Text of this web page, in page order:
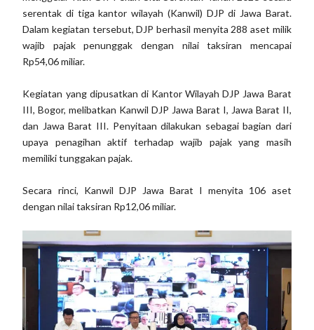
serentak di tiga kantor wilayah (Kanwil) DJP di Jawa Barat.
Dalam kegiatan tersebut, DJP berhasil menyita 288 aset milik
wajib pajak penunggak dengan nilai taksiran mencapai
Rp54,06 miliar.
Kegiatan yang dipusatkan di Kantor Wilayah DJP Jawa Barat
III, Bogor, melibatkan Kanwil DJP Jawa Barat I, Jawa Barat II,
dan Jawa Barat III. Penyitaan dilakukan sebagai bagian dari
upaya penagihan aktif terhadap wajib pajak yang masih
memiliki tunggakan pajak.
Secara rinci, Kanwil DJP Jawa Barat I menyita 106 aset
dengan nilai taksiran Rp12,06 miliar.